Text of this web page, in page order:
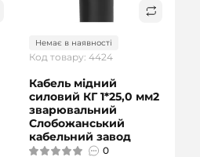
Немає в наявності
Код товару: 4424
Кабель мідний
силовий КГ 1*25,0 мм2
зварювальний
Слобожанський
кабельний завод
0